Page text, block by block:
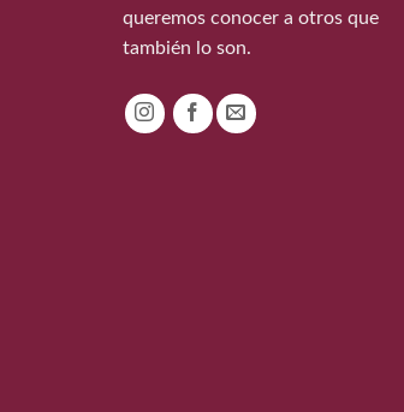
queremos conocer a otros que
también lo son.